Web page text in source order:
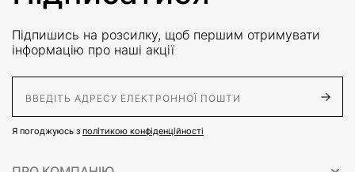
Підпишись на розсилку, щоб першим отримувати
інформацію про наші акції
Я погоджуюсь з політикою конфіденційності